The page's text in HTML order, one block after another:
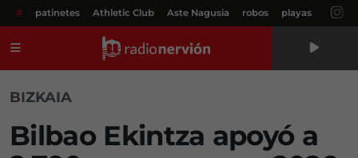
# patinetes Athletic Club Aste Nagusia robos playas
BIZKAIA
Bilbao Ekintza apoyó a